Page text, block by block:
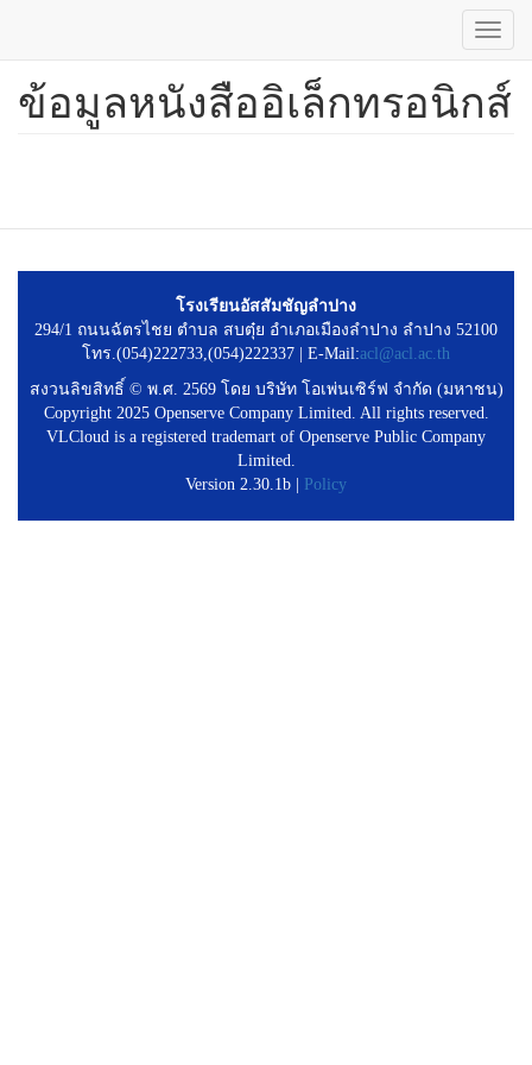
ข้าม
ข้อมูลหนังสืออิเล็กทรอนิกส์
โรงเรียนอัสสัมชัญลำปาง
294/1 ถนนฉัตรไชย ตำบล สบตุ๋ย อำเภอเมืองลำปาง ลำปาง 52100
โทร.(054)222733,(054)222337 | E-Mail:acl@acl.ac.th
สงวนลิขสิทธิ์ © พ.ศ. 2569 โดย บริษัท โอเพ่นเซิร์ฟ จำกัด (มหาชน)
Copyright 2025 Openserve Company Limited. All rights reserved.
VLCloud is a registered trademart of Openserve Public Company
Limited.
Version 2.30.1b |
Policy